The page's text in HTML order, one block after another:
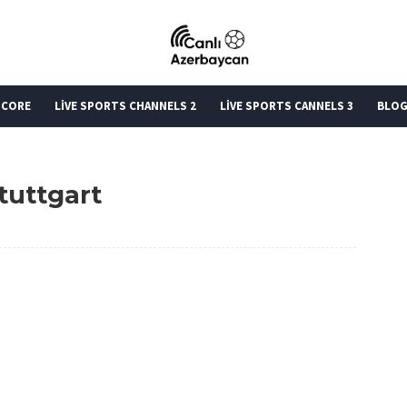
LİVE SPORTS CHANNELS 2 LİVE SPORTS CANNELS 3 BLOG